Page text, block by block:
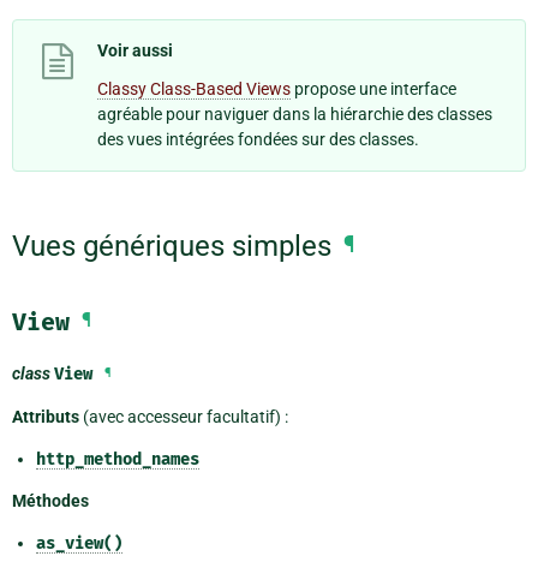
Voir aussi
Classy Class-Based Views propose une interface
agréable pour naviguer dans la hiérarchie des classes
des vues intégrées fondées sur des classes.
Vues génériques simples ¶
View ¶
classView ¶
Attributs (avec accesseur facultatif) :
http_method_names
Méthodes
as_view()